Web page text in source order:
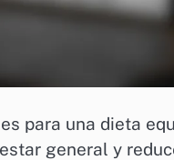
para una dieta
general y